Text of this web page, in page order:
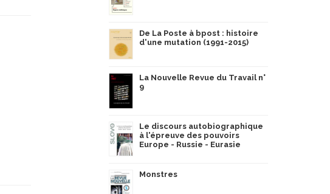
De La Poste à bpost : histoire
d'une mutation (1991-2015)
La Nouvelle Revue du Travail n°
9
Le discours autobiographique
à l'épreuve des pouvoirs
Europe - Russie - Eurasie
Monstres